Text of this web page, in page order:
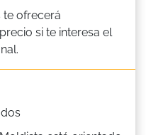
te ofrecerá
si te interesa el